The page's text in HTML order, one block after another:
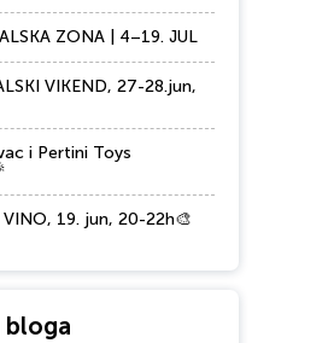
ZONA | 4–19. JUL
VIKEND, 27-28.jun,
i Pertini Toys
VINO, 19. jun, 20-22h🎨
bloga